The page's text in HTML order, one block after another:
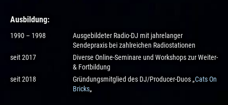
Ausbildung:
1990 – 1998
Ausgebildeter Radio-DJ mit jahrelanger
Sendepraxis bei zahlreichen Radiostationen
seit 2017
Diverse Online-Seminare und Workshops zur Weiter-
& Fortbildung
seit 2018
Gründungsmitglied des DJ/Producer-Duos „Cats On
Bricks„